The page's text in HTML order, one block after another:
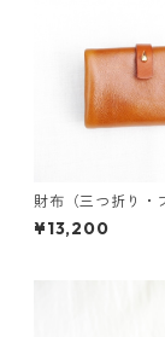
財布（三つ折り・
¥13,200